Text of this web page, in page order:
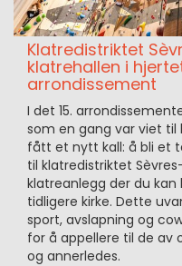
Klatredistriktet
klatrehallen i
arrondissement
I det 15.
som en gang var viet til
fått et nytt kall: å bli et
til klatredistriktet
klatreanlegg der du
tidligere kirke. Dette
sport, avslapning og
for å appellere til de av
og annerledes.